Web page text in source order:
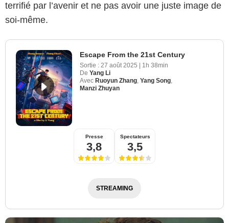
terrifié par l’avenir et ne pas avoir une juste image de
soi-même.
Escape From the 21st Century
Sortie : 27 août 2025
1h 38min
De Yang Li
Avec Ruoyun Zhang, Yang Song,
Manzi Zhuyan
Presse
3,8
Spectateurs
3,5
STREAMING